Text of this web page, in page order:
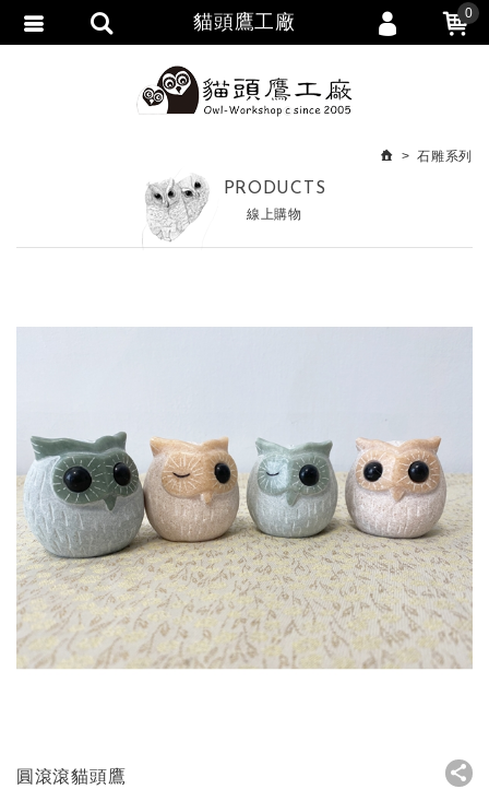
石雕系列
PRODUCTS
線上購物
圓滾滾貓頭鷹
貓頭鷹工廠 0
會員註冊
訂單查詢